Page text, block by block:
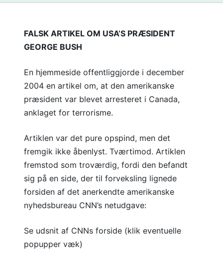
FALSK ARTIKEL OM USA’S PRÆSIDENT
GEORGE BUSH
En hjemmeside offentliggjorde i december
2004 en artikel om, at den amerikanske
præsident var blevet arresteret i Canada,
anklaget for terrorisme.
Artiklen var det pure opspind, men det
fremgik ikke åbenlyst. Tværtimod. Artiklen
fremstod som troværdig, fordi den befandt
sig på en side, der til forveksling lignede
forsiden af det anerkendte amerikanske
nyhedsbureau CNN’s netudgave:
Se udsnit af CNNs forside (klik eventuelle
popupper væk)